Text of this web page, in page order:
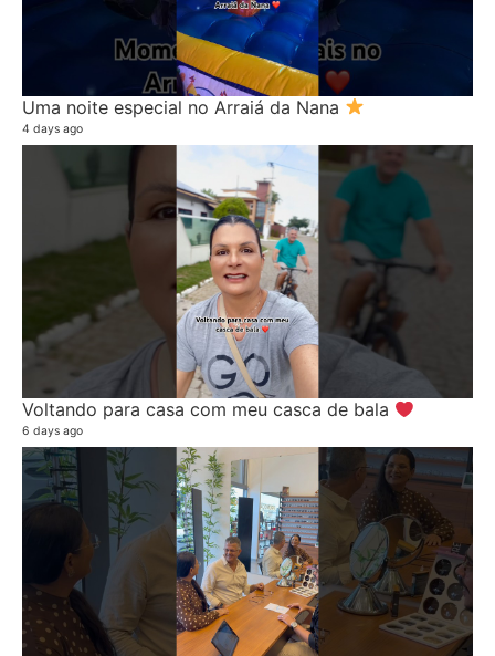
Uma noite especial no Arraiá da Nana
4 days ago
Voltando para casa com meu casca de bala
6 days ago